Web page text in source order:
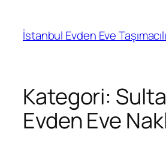
İstanbul Evden Eve
Kategori:
Evden Eve